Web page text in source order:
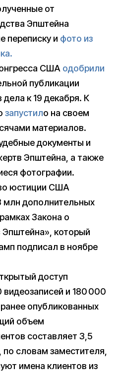
от
Эпштейна
переписку и фото из
США одобрили
публикации
к 19 декабря. К
запустило на своем
материалов.
документы и
Эпштейна, а также
фотографии.
юстиции США
млн дополнительных
Закона о
Эпштейна», который
подписал в ноябре
доступ
видеозаписей и 180 000
опубликованных
объем
составляет 3,5
словам заместителя,
имена клиентов из